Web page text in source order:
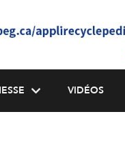
VIDÉOS